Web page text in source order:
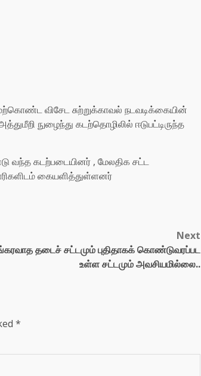
விசேட சுற்றுக்காவல் நடவடிக்கையின்
நுழைந்து கடற்தொழிலில் ஈடுபட்டிருந்த
வந்த கடற்படையினர் , மேலதிக சட்ட
கையளித்துள்ளனர்
Next
தடைச் சட்டமும் புதிதாகக் கொண்டுவரப்பட
உள்ள சட்டமும் அவசியமில்லை..
*